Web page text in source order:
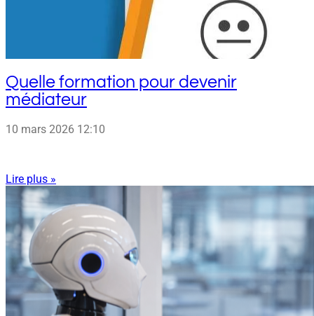
Quelle formation pour devenir
médiateur
10 mars 2026 12:10
Lire plus »